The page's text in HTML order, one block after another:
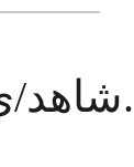
شاهد/ي الفيديو وشاركه/يه مع أصدقائك.